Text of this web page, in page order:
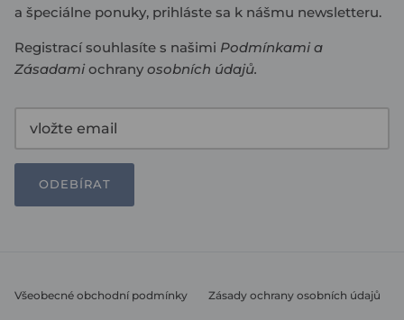
a špeciálne ponuky, prihláste sa k nášmu newsletteru.
Registrací souhlasíte s našimi Podmínkamia
Zásadamiochrany osobních údajů.
ODEBÍRAT
Všeobecné obchodní podmínky Zásady ochrany osobních údajů